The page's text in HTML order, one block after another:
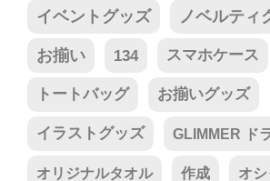
イベントグッズ ノベルティ
お揃い 134 スマホケース
トートバッグ お揃いグッズ
イラストグッズ GLIMMER ド
オリジナルタオル 作成 オ